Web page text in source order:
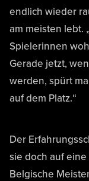
endlich wieder
am meisten lebt.
Spielerinnen
Gerade jetzt,
werden, spürt
auf dem Platz.“
Der
sie doch auf
Belgische